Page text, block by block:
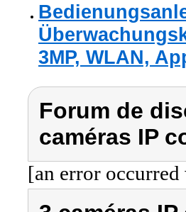
3MP, WLAN,
Forum de
caméras IP
[an error